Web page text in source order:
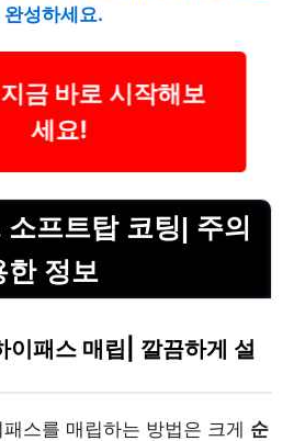
성하세요.
금 바로 시작해보
세요!
프트탑 코팅| 주의
한 정보
패스 매립| 깔끔하게 설
스를 매립하는 방법은 크게 순